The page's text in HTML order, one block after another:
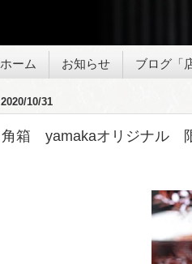
ホーム お知らせ ブログ「
2020/10/31
角箱 yamakaオリジナル